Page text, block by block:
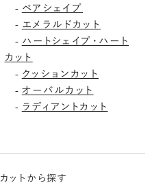
- ペアシェイプ
- エメラルドカット
- ハートシェイプ・ハート
カット
- クッションカット
- オーバルカット
- ラディアントカット
カットから探す